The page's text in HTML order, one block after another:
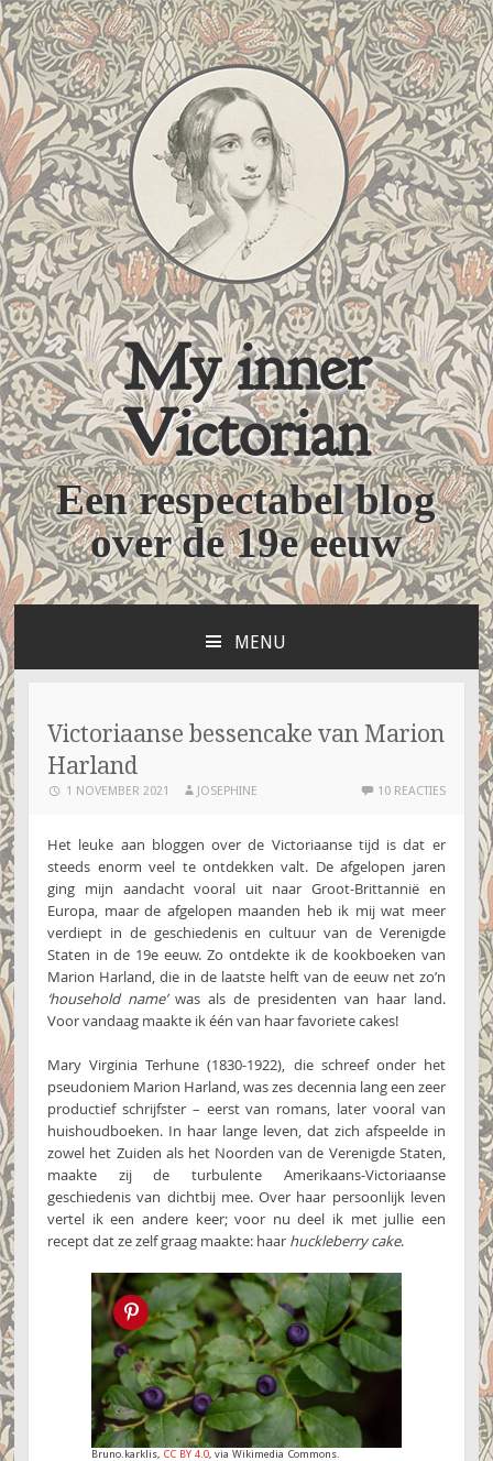
My inner
Victorian
Een respectabel blog
over de 19e eeuw
MENU
SPRINGEN
Victoriaanse bessencake van Marion
Harland
1 NOVEMBER 2021 JOSEPHINE 10 REACTIES
Het leuke aan bloggen over de Victoriaanse tijd is dat er
steeds enorm veel te ontdekken valt. De afgelopen jaren
ging mijn aandacht vooral uit naar Groot-Brittannië en
Europa, maar de afgelopen maanden heb ik mij wat meer
verdiept in de geschiedenis en cultuur van de Verenigde
Staten in de 19e eeuw. Zo ontdekte ik de kookboeken van
Marion Harland, die in de laatste helft van de eeuw net zo’n
‘household name’was als de presidenten van haar land.
Voor vandaag maakte ik één van haar favoriete cakes!
Mary Virginia Terhune (1830-1922), die schreef onder het
pseudoniem Marion Harland, was zes decennia lang een zeer
productief schrijfster – eerst van romans, later vooral van
huishoudboeken. In haar lange leven, dat zich afspeelde in
zowel het Zuiden als het Noorden van de Verenigde Staten,
maakte zij de turbulente Amerikaans-Victoriaanse
geschiedenis van dichtbij mee. Over haar persoonlijk leven
vertel ik een andere keer; voor nu deel ik met jullie een
recept dat ze zelf graag maakte: haar huckleberry cake.
Pin this!
Bruno.karklis, CC BY 4.0 , via Wikimedia Commons.